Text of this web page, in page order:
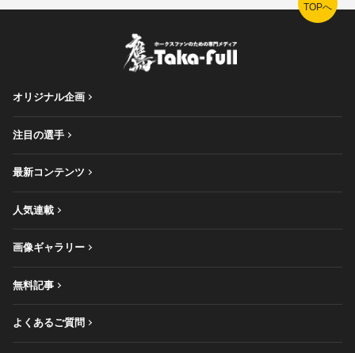
TOPへ
オリジナル企画
注目の選手
最新コンテンツ
人気連載
画像ギャラリー
無料記事
よくあるご質問